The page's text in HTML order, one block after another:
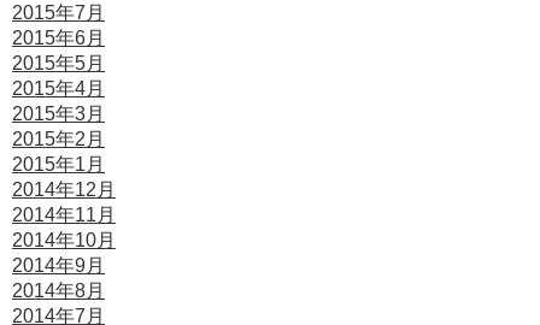
2015年7月
2015年6月
2015年5月
2015年4月
2015年3月
2015年2月
2015年1月
2014年12月
2014年11月
2014年10月
2014年9月
2014年8月
2014年7月